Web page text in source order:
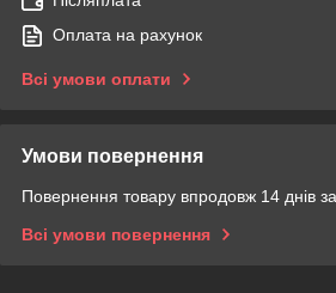
Оплата на рахунок
Всі умови оплати
Умови повернення
Повернення товару впродовж 14 днів
Всі умови повернення